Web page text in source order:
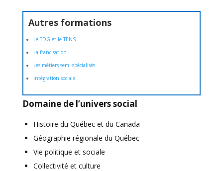
Autres formations
Le TDG et le TENS
La francisation
Les métiers semi-spécialisés
Intégration sociale
Domaine de l’univers social
Histoire du Québec et du Canada
Géographie régionale du Québec
Vie politique et sociale
Collectivité et culture